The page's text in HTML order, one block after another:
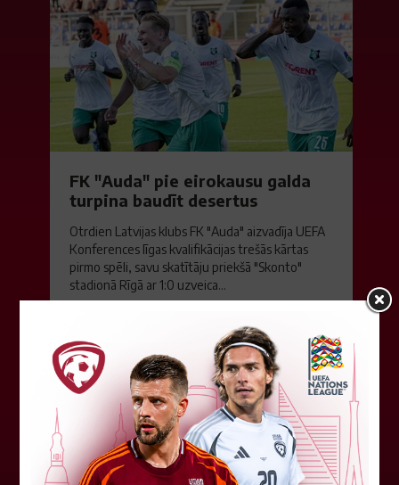
FK "Auda" pie eirokausu galda
turpina baudīt desertus
Otrdien Latvijas klubs FK "Auda" aizvadīja UEFA
Konferences līgas kvalifikācijas trešās kārtas
pirmo spēli, savu skatītāju priekšā "Skonto"
stadionā Rīgā ar 1:0 uzveica...
04. augusts 2026.